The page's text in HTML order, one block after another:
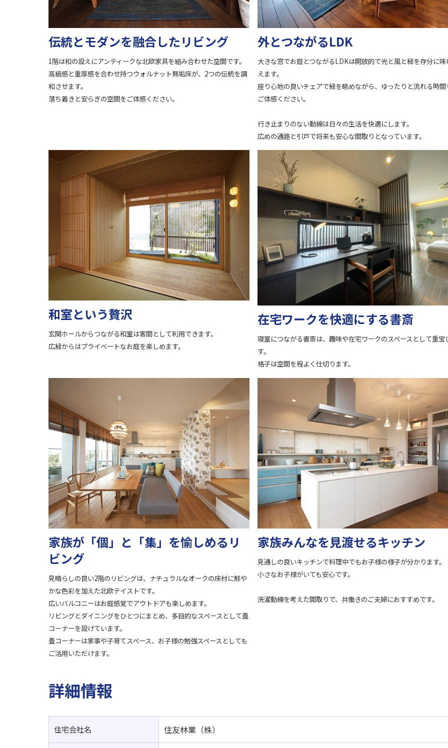
伝統とモダンを融合したリビング
1階は和の設えにアンティークな北欧家具を組み合わせた空間です。
高級感と重厚感を合わせ持つウォルナット無垢床が、2つの伝統を調
和させます。
落ち着きと安らぎの空間をご体感ください。
外とつながるLDK
大きな窓でお庭とつながるLDKは開放的で光と風と緑を存分に味
えます。
座り心地の良いチェアで緑を眺めながら、ゆったりと流れる時間
ご体感ください。
行き止まりのない動線は日々の生活を快適にします。
広めの通路と引戸で将来も安心な間取りとなっています。
和室という贅沢
玄関ホールからつながる和室は客間として利用できます。
広緑からはプライベートなお庭を楽しめます。
在宅ワークを快適にする書斎
寝室につながる書斎は、趣味や在宅ワークのスペースとして重宝
す。
格子は空間を程よく仕切ります。
家族が「個」と「集」を愉しめるリ
ビング
見晴らしの良い2階のリビングは、ナチュラルなオークの床材に鮮や
かな色彩を加えた北欧テイストです。
広いバルコニーはお庭感覚でアウトドアも楽しめます。
リビングとダイニングをひとつにまとめ、多目的なスペースとして畳
コーナーを設けています。
畳コーナーは家事や子育てスペース、お子様の勉強スペースとしても
ご活用いただけます。
家族みんなを見渡せるキッチン
見通しの良いキッチンで料理中でもお子様の様子が分かります。
小さなお子様がいても安心です。
洗濯動線を考えた間取りで、共働きのご夫婦におすすめです。
詳細情報
住宅会社名 住友林業（株）